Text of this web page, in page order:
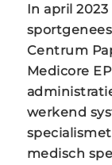
In april
Centrum
Medicore
werkend
medisch